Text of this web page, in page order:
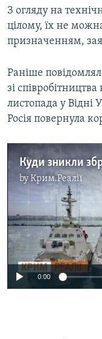
З огляду на
цілому, їх не
призначенням,
Раніше
зі
листопада у Відні
Росія повернула
byКрим.Реалії
No
0:00